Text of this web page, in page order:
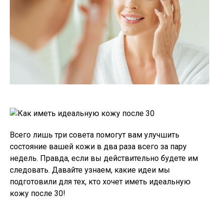
Всего лишь три совета помогут вам улучшить
состояние вашей кожи в два раза всего за пару
недель. Правда, если вы действительно будете им
следовать. Давайте узнаем, какие идеи мы
подготовили для тех, кто хочет иметь идеальную
кожу после 30!